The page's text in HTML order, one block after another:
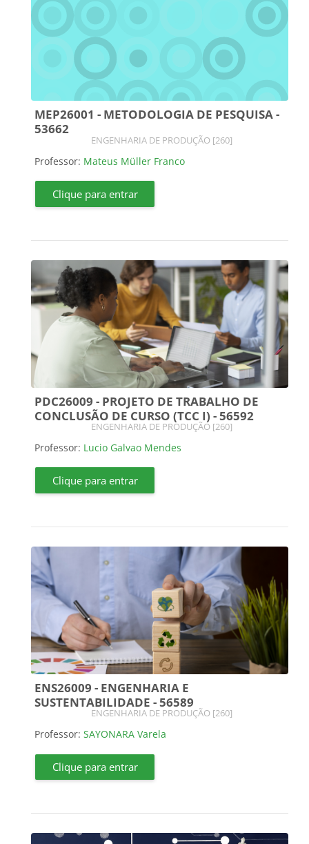
MEP26001 - METODOLOGIA DE PESQUISA -
53662
Categoria do curso
ENGENHARIA DE PRODUÇÃO [260]
Professor: Mateus Müller Franco
Clique para entrar
PDC26009 - PROJETO DE TRABALHO DE
CONCLUSÃO DE CURSO (TCC I) - 56592
Categoria do curso
ENGENHARIA DE PRODUÇÃO [260]
Professor: Lucio Galvao Mendes
Clique para entrar
ENS26009 - ENGENHARIA E
SUSTENTABILIDADE - 56589
Categoria do curso
ENGENHARIA DE PRODUÇÃO [260]
Professor: SAYONARA Varela
Clique para entrar